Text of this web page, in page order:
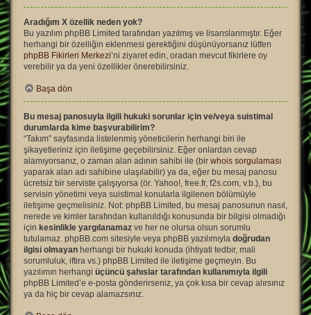
Aradığım X özellik neden yok?
Bu yazılım phpBB Limited tarafından yazılmış ve lisanslanmıştır. Eğer
herhangi bir özelliğin eklenmesi gerektiğini düşünüyorsanız lütfen
phpBB Fikirleri Merkezi’ni ziyaret edin, oradan mevcut fikirlere oy
verebilir ya da yeni özellikler önerebilirsiniz.
Başa dön
Bu mesaj panosuyla ilgili hukuki sorunlar için ve/veya suistimal
durumlarda kime başvurabilirim?
“Takım” sayfasında listelenmiş yöneticilerin herhangi biri ile
şikayetleriniz için iletişime geçebilirsiniz. Eğer onlardan cevap
alamıyorsanız, o zaman alan adının sahibi ile (bir whois sorgulaması
yaparak alan adı sahibine ulaşılabilir) ya da, eğer bu mesaj panosu
ücretsiz bir serviste çalışıyorsa (ör. Yahoo!, free.fr, f2s.com, v.b.), bu
servisin yönetimi veya suistimal konularla ilgilenen bölümüyle
iletişime geçmelisiniz. Not: phpBB Limited, bu mesaj panosunun nasıl,
nerede ve kimler tarafından kullanıldığı konusunda bir bilgisi olmadığı
için kesinlikle yargılanamaz ve her ne olursa olsun sorumlu
tutulamaz. phpBB.com sitesiyle veya phpBB yazılımıyla doğrudan
ilgisi olmayan herhangi bir hukuki konuda (ihtiyati tedbir, mali
sorumluluk, iftira vs.) phpBB Limited ile iletişime geçmeyin. Bu
yazılımın herhangi üçüncü şahıslar tarafından kullanımıyla ilgili
phpBB Limited’e e-posta gönderirseniz, ya çok kısa bir cevap alırsınız
ya da hiç bir cevap alamazsınız.